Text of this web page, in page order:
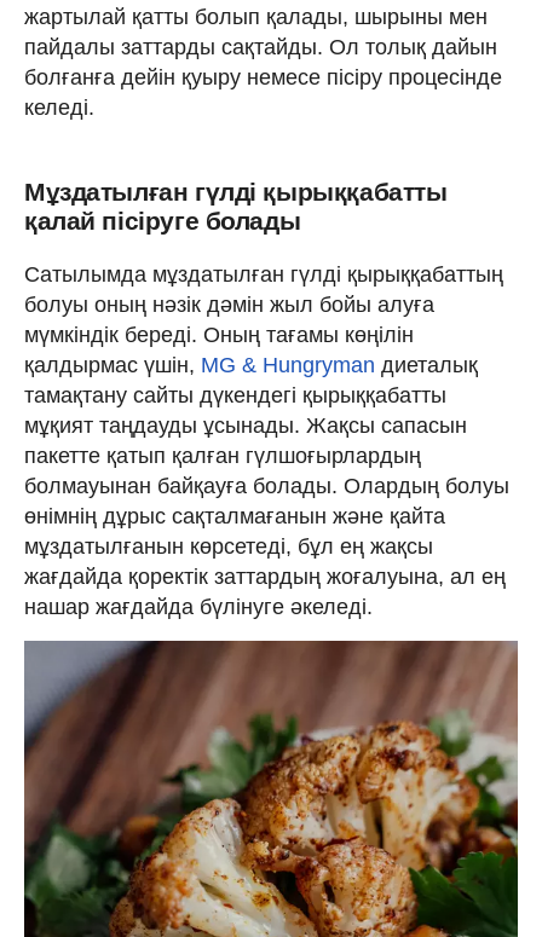
жартылай қатты болып қалады, шырыны мен
пайдалы заттарды сақтайды. Ол толық дайын
болғанға дейін қуыру немесе пісіру процесінде
келеді.
Мұздатылған гүлді қырыққабатты
қалай пісіруге болады
Сатылымда мұздатылған гүлді қырыққабаттың
болуы оның нәзік дәмін жыл бойы алуға
мүмкіндік береді. Оның тағамы көңілін
қалдырмас үшін, MG & Hungryman диеталық
тамақтану сайты дүкендегі қырыққабатты
мұқият таңдауды ұсынады. Жақсы сапасын
пакетте қатып қалған гүлшоғырлардың
болмауынан байқауға болады. Олардың болуы
өнімнің дұрыс сақталмағанын және қайта
мұздатылғанын көрсетеді, бұл ең жақсы
жағдайда қоректік заттардың жоғалуына, ал ең
нашар жағдайда бүлінуге әкеледі.